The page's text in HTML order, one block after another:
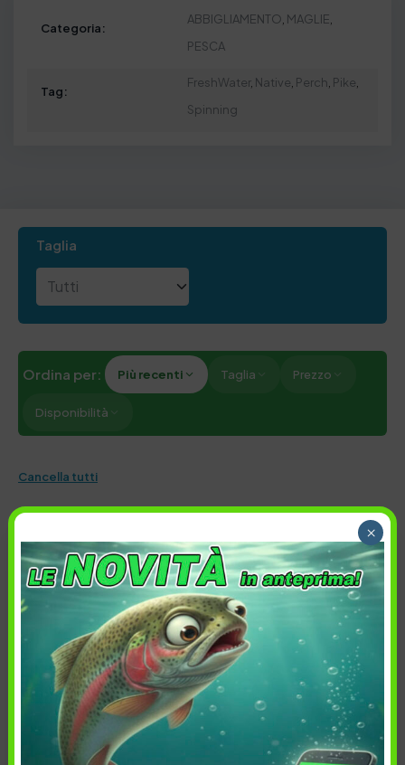
Categoria:
ABBIGLIAMENTO, MAGLIE,
PESCA
Tag:
FreshWater, Native, Perch, Pike,
Spinning
Taglia
Ordina per: Più recenti Taglia Prezzo
Disponibilità
Cancella tutti
23,00 € 23,00 €
×